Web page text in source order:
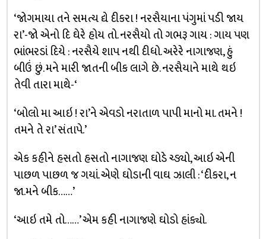
‘જોગમાયા તને સમત્ય દ્યે દીકરા ! નરસૈયાના પંગુમાં પડી જાય
રા’-જો એનો દિ ઘેરે હોય તો. નરસૈયો તો ગભરૂ ગાય : ગાય પણ
ભાંભરડાં દિયે : નરસૈયે શાપ નથી દીધો. અરેરે નાગાજણ, હું
બીઉં છું. મને મારી જાતની બીક લાગે છે. નરસૈયાને માથે થઇ
તેવી તારા માથે-‘
‘બોલો મા આઇ ! રા’ને એવડો નરાતાળ પાપી માનો મા. તમને !
તમને તે રા’ સંતાપે.’
એક કહીને હસતો હસતો નાગાજણ ઘોડે ચ્ડ્યો, આઇ એની
પાછળ પાછળ જ ગયાં. એણે ઘોડાની વાઘ ઝાલી : ‘દીકરા, ન
જા.મને બીક……’
‘આઇ તમે તો……’ એમ કહી નાગાજણે ઘોડો હાંક્યો.